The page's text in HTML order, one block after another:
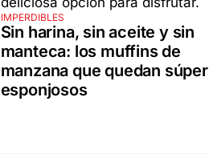
IMPERDIBLES
Sin harina, sin aceite y sin
manteca: los muffins de
manzana que quedan súper
esponjosos